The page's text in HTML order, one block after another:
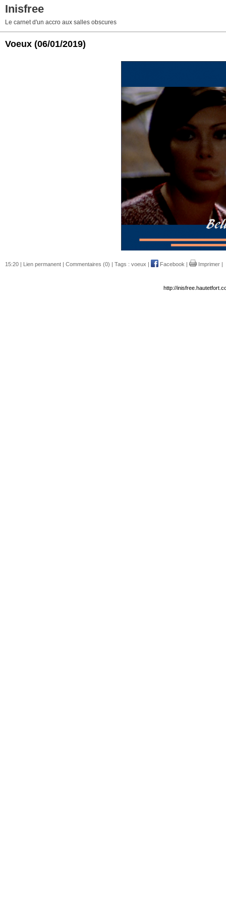
Inisfree
Le carnet d'un accro aux salles obscures
Voeux (06/01/2019)
15:20 | Lien permanent Commentaires (0) | Tags : voeux Facebook Imprimer
http://